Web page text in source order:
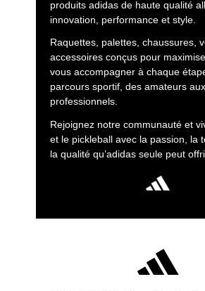
produits adidas de haute qualité
innovation, performance et style.
Raquettes, palettes, chaussures,
accessoires conçus pour
vous accompagner à chaque
parcours sportif, des amateurs
professionnels.
Rejoignez notre communauté et
et le pickleball avec la passion, la
la qualité qu’adidas seule peut